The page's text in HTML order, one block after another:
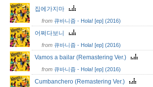
집에가지마
from 큐바니즘 - Hola! [ep] (2016)
어쩌다보니
from 큐바니즘 - Hola! [ep] (2016)
Vamos a bailar (Remastering Ver.)
from 큐바니즘 - Hola! [ep] (2016)
Cumbanchero (Remastering Ver.)